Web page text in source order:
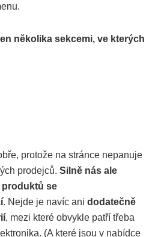
několika sekcemi, ve kterých
protože na stránce nepanuje
prodejců. Silně nás ale
produktů se
. Nejde je navíc ani dodatečně
, mezi které obvykle patří třeba
(A které jsou v nabídce